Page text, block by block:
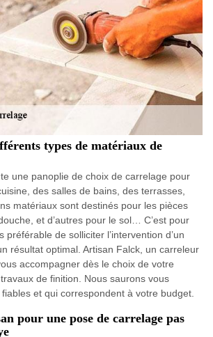
types de matériaux de
une panoplie de choix de carrelage pour
des salles de bains, des terrasses,
matériaux sont destinés pour les pièces
et d’autres pour le sol… C’est pour
préférable de solliciter l’intervention d’un
résultat optimal. Artisan Falck, un carreleur
accompagner dès le choix de votre
de finition. Nous saurons vous
et qui correspondent à votre budget.
pour une pose de carrelage pas